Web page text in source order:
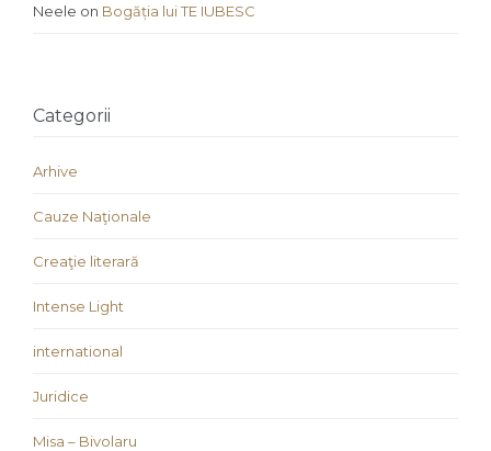
Neele on Bogăția lui TE IUBESC
Categorii
Arhive
Cauze Naţionale
Creaţie literară
Intense Light
international
Juridice
Misa – Bivolaru